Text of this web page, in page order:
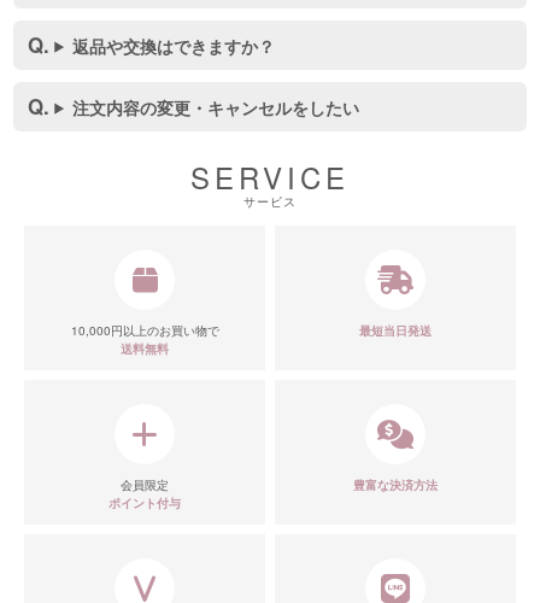
返品や交換はできますか？
注文内容の変更・キャンセルをしたい
SERVICE
サービス
10,000円以上のお買い物で
送料無料
最短当日発送
会員限定
ポイント付与
豊富な決済方法